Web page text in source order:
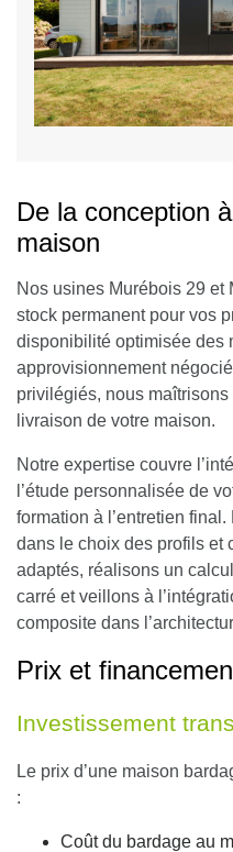
De la conception
maison
Nos usines Murébois 29 et
stock permanent pour vos
disponibilité optimisée des
approvisionnement
privilégiés, nous
livraison de votre maison.
Notre expertise couvre
l’étude personnalisée de
formation à l’entretien final.
dans le choix des profils et
adaptés, réalisons un
carré et veillons à
composite dans
Prix et
Investissement
Le prix d’une maison
:
Coût du bardage au